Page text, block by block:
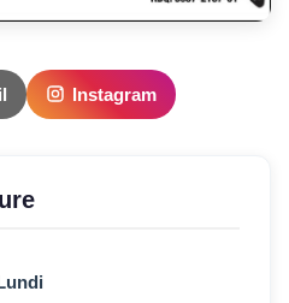
Instagram